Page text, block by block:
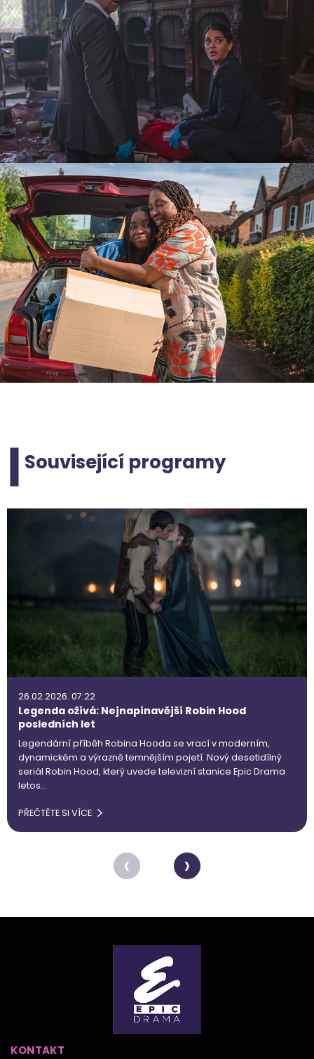
Související programy
26.02.2026. 07:22
Legenda ožívá: Nejnapínavější Robin Hood
posledních let
Legendární příběh Robina Hooda se vrací v moderním,
dynamickém a výrazně temnějším pojetí. Nový desetidílný
seriál Robin Hood, který uvede televizní stanice Epic Drama
letos…
PŘEČTĚTE SI VÍCE
‹ ›
KONTAKT